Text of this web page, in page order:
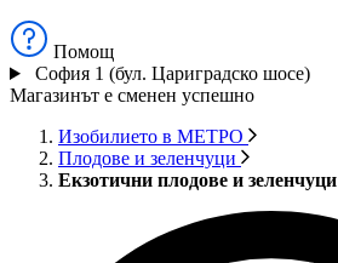
Помощ
София 1 (бул. Цариградско шосе)
Магазинът е сменен успешно
Изобилието в МЕТРО
Плодове и зеленчуци
Екзотични плодове и зеленчуци